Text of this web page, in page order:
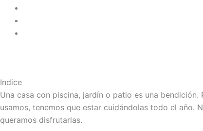
Indice
Una casa con piscina, jardín o patio es una
usamos, tenemos que estar cuidándolas todo el año.
queramos disfrutarlas.